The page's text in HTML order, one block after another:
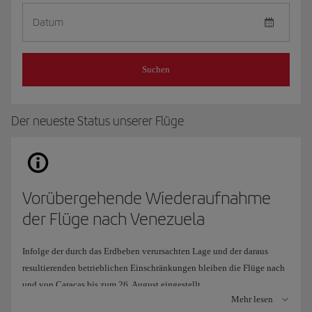
Datum
Suchen
Der neueste Status unserer Flüge
Vorübergehende Wiederaufnahme
der Flüge nach Venezuela
Infolge der durch das Erdbeben verursachten Lage und der daraus
resultierenden betrieblichen Einschränkungen bleiben die Flüge nach
und von Caracas bis zum 26. August eingestellt.
Um Ihnen weiterhin eine Reisemöglichkeit anzubieten, haben wir
Mehr lesen